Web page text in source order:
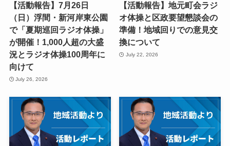
【活動報告】7月26日
（日）浮間・新河岸東公園
で「夏期巡回ラジオ体操」
が開催！1,000人超の大盛
況とラジオ体操100周年に
向けて
July 26, 2026
【活動報告】地元町会ラジ
オ体操と区政要望懇談会の
準備！地域回りでの意見交
換について
July 22, 2026